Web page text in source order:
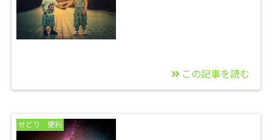
コスパ良いグッズ
この記事を読む
せどり 便利